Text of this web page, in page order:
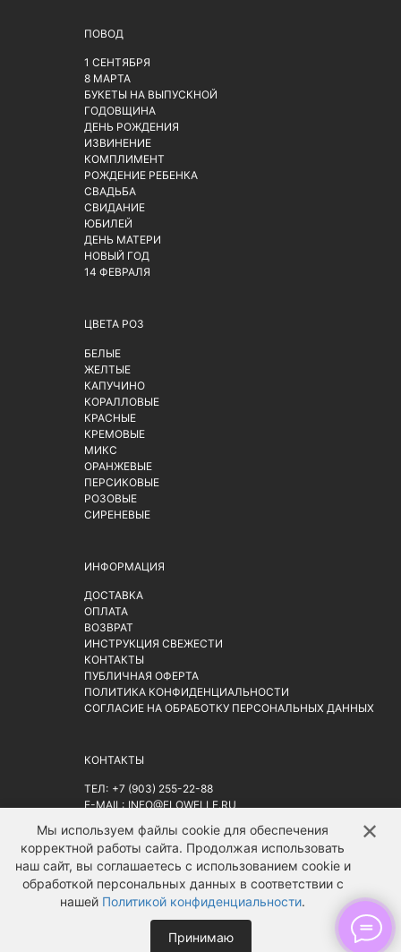
ПОВОД
1 СЕНТЯБРЯ
8 МАРТА
БУКЕТЫ НА ВЫПУСКНОЙ
ГОДОВЩИНА
ДЕНЬ РОЖДЕНИЯ
ИЗВИНЕНИЕ
КОМПЛИМЕНТ
РОЖДЕНИЕ РЕБЕНКА
СВАДЬБА
СВИДАНИЕ
ЮБИЛЕЙ
ДЕНЬ МАТЕРИ
НОВЫЙ ГОД
14 ФЕВРАЛЯ
ЦВЕТА РОЗ
БЕЛЫЕ
ЖЕЛТЫЕ
КАПУЧИНО
КОРАЛЛОВЫЕ
КРАСНЫЕ
КРЕМОВЫЕ
МИКС
ОРАНЖЕВЫЕ
ПЕРСИКОВЫЕ
РОЗОВЫЕ
СИРЕНЕВЫЕ
ИНФОРМАЦИЯ
ДОСТАВКА
ОПЛАТА
ВОЗВРАТ
ИНСТРУКЦИЯ СВЕЖЕСТИ
КОНТАКТЫ
ПУБЛИЧНАЯ ОФЕРТА
ПОЛИТИКА КОНФИДЕНЦИАЛЬНОСТИ
СОГЛАСИЕ НА ОБРАБОТКУ ПЕРСОНАЛЬНЫХ ДАННЫХ
КОНТАКТЫ
ТЕЛ: +7 (903) 255-22-88
E-MAIL: INFO@FLOWELLE.RU
↑
✕
Мы используем файлы cookie для обеспечения
корректной работы сайта. Продолжая использовать
наш сайт, вы соглашаетесь с использованием cookie и
обработкой персональных данных в соответствии с
нашей Политикой конфиденциальности.
Принимаю